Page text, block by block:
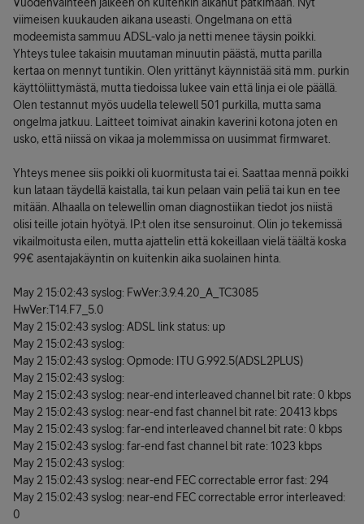
viimeisen kuukauden aikana useasti. Ongelmana on että
modeemista sammuu ADSL-valo ja netti menee täysin poikki.
Yhteys tulee takaisin muutaman minuutin päästä, mutta parilla
kertaa on mennyt tuntikin. Olen yrittänyt käynnistää sitä mm. purkin
käyttöliittymästä, mutta tiedoissa lukee vain että linja ei ole päällä.
Olen testannut myös uudella telewell 501 purkilla, mutta sama
ongelma jatkuu. Laitteet toimivat ainakin kaverini kotona joten en
usko, että niissä on vikaa ja molemmissa on uusimmat firmwaret.
Yhteys menee siis poikki oli kuormitusta tai ei. Saattaa mennä poikki
kun lataan täydellä kaistalla, tai kun pelaan vain peliä tai kun en tee
mitään. Alhaalla on telewellin oman diagnostiikan tiedot jos niistä
olisi teille jotain hyötyä. IP:t olen itse sensuroinut. Olin jo tekemissä
vikailmoitusta eilen, mutta ajattelin että kokeillaan vielä täältä koska
99€ asentajakäyntin on kuitenkin aika suolainen hinta.
May 2 15:02:43 syslog: FwVer:3.9.4.20_A_TC3085
HwVer:T14.F7_5.0
May 2 15:02:43 syslog: ADSL link status: up
May 2 15:02:43 syslog:
May 2 15:02:43 syslog: Opmode: ITU G.992.5(ADSL2PLUS)
May 2 15:02:43 syslog:
May 2 15:02:43 syslog: near-end interleaved channel bit rate: 0 kbps
May 2 15:02:43 syslog: near-end fast channel bit rate: 20413 kbps
May 2 15:02:43 syslog: far-end interleaved channel bit rate: 0 kbps
May 2 15:02:43 syslog: far-end fast channel bit rate: 1023 kbps
May 2 15:02:43 syslog:
May 2 15:02:43 syslog: near-end FEC correctable error fast: 294
May 2 15:02:43 syslog: near-end FEC correctable error interleaved:
0